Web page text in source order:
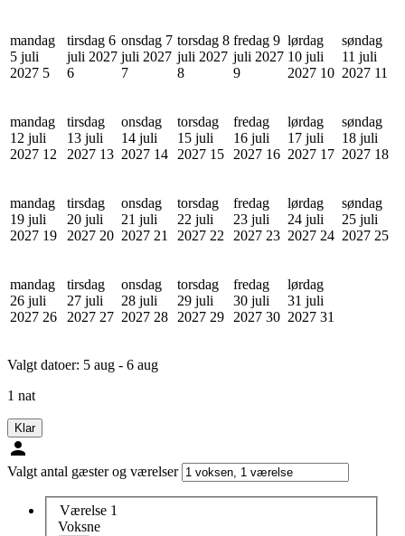
mandag
5 juli
2027 5
tirsdag 6
juli 2027
6
onsdag 7
juli 2027
7
torsdag 8
juli 2027
8
fredag 9
juli 2027
9
lørdag
10 juli
2027 10
søndag
11 juli
2027 11
mandag
12 juli
2027 12
tirsdag
13 juli
2027 13
onsdag
14 juli
2027 14
torsdag
15 juli
2027 15
fredag
16 juli
2027 16
lørdag
17 juli
2027 17
søndag
18 juli
2027 18
mandag
19 juli
2027 19
tirsdag
20 juli
2027 20
onsdag
21 juli
2027 21
torsdag
22 juli
2027 22
fredag
23 juli
2027 23
lørdag
24 juli
2027 24
søndag
25 juli
2027 25
mandag
26 juli
2027 26
tirsdag
27 juli
2027 27
onsdag
28 juli
2027 28
torsdag
29 juli
2027 29
fredag
30 juli
2027 30
lørdag
31 juli
2027 31
Valgt datoer: 5 aug - 6 aug
1 nat
Klar
Valgt antal gæster og værelser
Værelse 1
Voksne